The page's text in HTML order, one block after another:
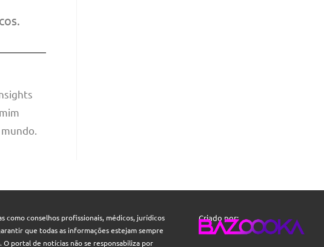
conselhos profissionais, médicos, jurídicos
que todas as informações estejam sempre
portal de notícias não se responsabiliza por
Criado por: